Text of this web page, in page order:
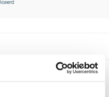
Standaardglas -